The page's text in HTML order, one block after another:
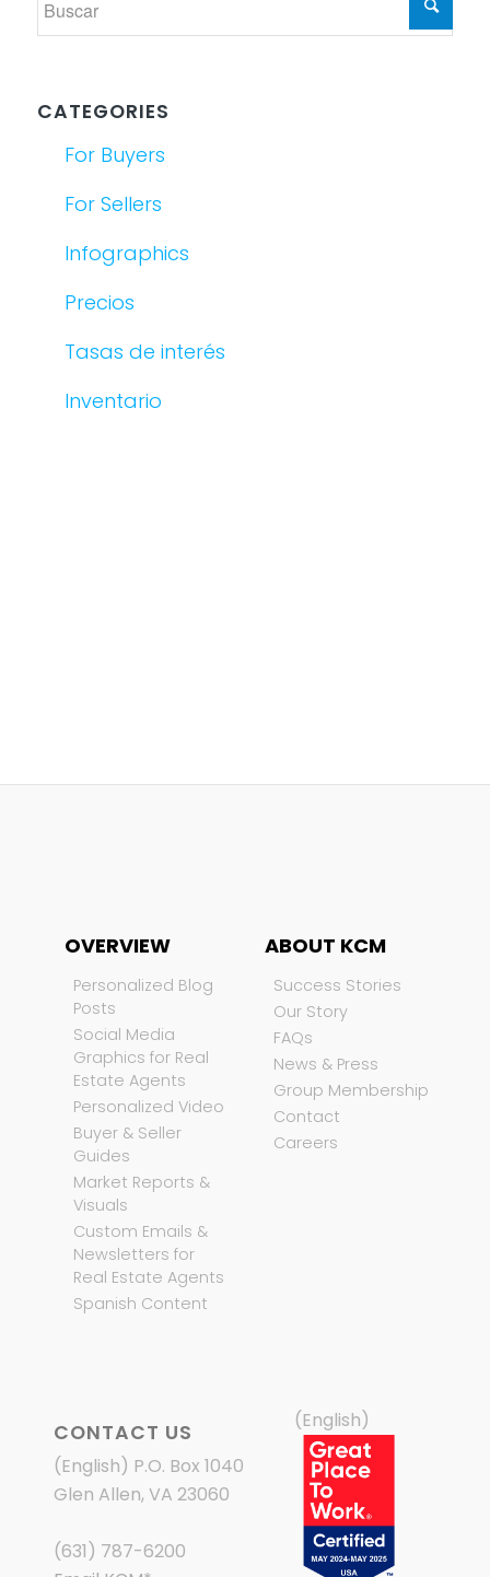
CATEGORIES
For Buyers
For Sellers
Infographics
Precios
Tasas de interés
Inventario
OVERVIEW
Personalized Blog
Posts
Social Media
Graphics for Real
Estate Agents
Personalized Video
Buyer & Seller
Guides
Market Reports &
Visuals
Custom Emails &
Newsletters for
Real Estate Agents
Spanish Content
ABOUT KCM
Success Stories
Our Story
FAQs
News & Press
Group Membership
Contact
Careers
CONTACT US
(English) P.O. Box 1040
Glen Allen, VA 23060
(631) 787-6200
(English)